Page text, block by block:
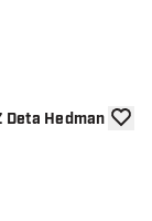
Deta Hedman